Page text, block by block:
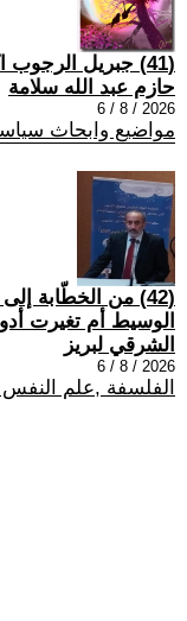
(41) جبريل الرجوب اكتشف فجأة أن غزة تُذبح!
حازم عبد الله سلامة
2026 / 8 / 6
مواضيع وابحاث
(42) من الخطّابة
الوسيط أم تغيرت
الشرقي لبريز
2026 / 8 / 6
الفلسفة ,علم النفس